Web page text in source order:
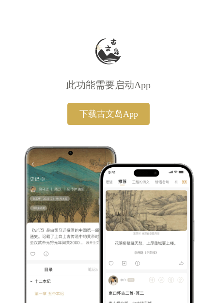
此功能需要启动App
下载古文岛App